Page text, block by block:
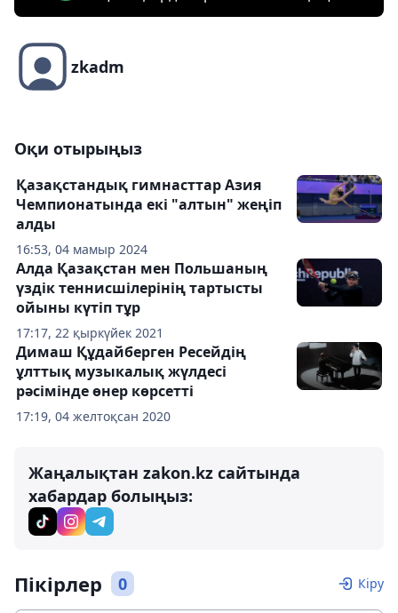
zkadm
Оқи отырыңыз
16:53, 04 мамыр 2024
Қазақстандық гимнасттар Азия
Чемпионатында екі "алтын" жеңіп
алды
17:17, 22 қыркүйек 2021
Алда Қазақстан мен Польшаның
үздік теннисшілерінің тартысты
ойыны күтіп тұр
17:19, 04 желтоқсан 2020
Димаш Құдайберген Ресейдің
ұлттық музыкалық жүлдесі
рәсімінде өнер көрсетті
Жаңалықтан zakon.kz сайтында
хабардар болыңыз:
Пікірлер 0 Кіру